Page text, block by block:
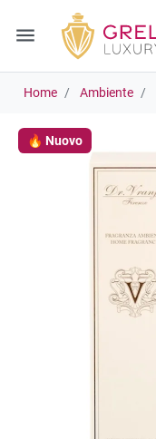
menu
Home Ambiente
🔥 Nuovo